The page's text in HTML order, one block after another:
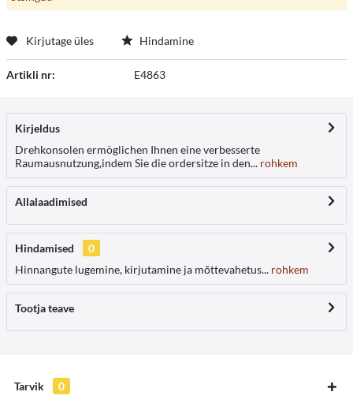
Kirjutage üles Hindamine
Artikli nr: E4863
Kirjeldus
Drehkonsolen ermöglichen Ihnen eine verbesserte
Raumausnutzung,indem Sie die ordersitze in den... rohkem
Allalaadimised
Hindamised
0
Hinnangute lugemine, kirjutamine ja mõttevahetus... rohkem
Tootja teave
Tarvik 0